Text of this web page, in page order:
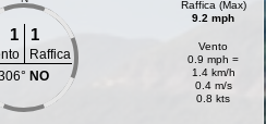
1 1
Raffica
NO
Raffica (Max)
9.2 mph
Vento
0.9 mph =
1.4 km/h
0.4 m/s
0.8 kts